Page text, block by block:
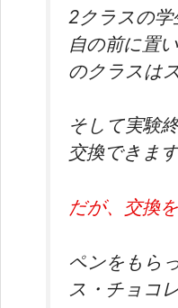
2クラスの
自の前に置
のクラスは
そして実験
交換できま
だが、交換
ペンをもら
ス・チョコ